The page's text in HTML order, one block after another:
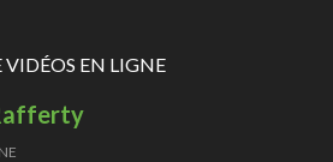
VIDÉOS EN LIGNE